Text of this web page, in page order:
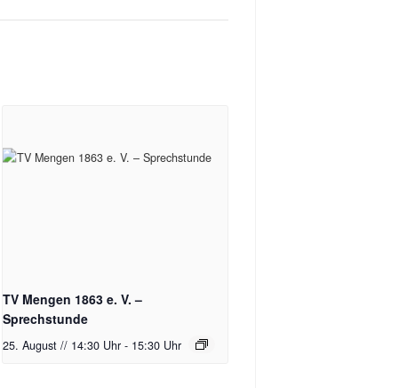
TV Mengen 1863 e. V. –
Sprechstunde
25. August // 14:30 Uhr - 15:30 Uhr